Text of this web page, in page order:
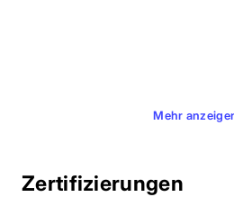
Mehr
Zertifizierungen